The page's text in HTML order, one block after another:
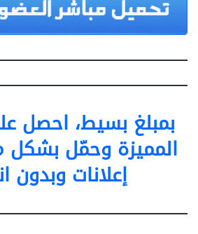
بمبلغ بسيط، احصل
المميزة وحمّل بشكل
إعلانات وبدون